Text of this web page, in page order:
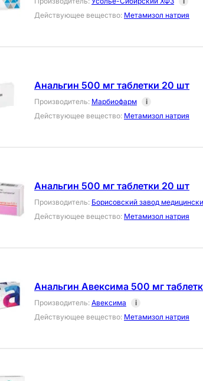
Действующее вещество: Метамизол натрия
Анальгин 500 мг таблетки 20 шт
Производитель: Марбиофарм
i
Действующее вещество: Метамизол натрия
Анальгин 500 мг таблетки 20 шт
Производитель: Борисовский завод
Действующее вещество: Метамизол натрия
Анальгин Авексима 500 мг
Производитель: Авексима
i
Действующее вещество: Метамизол натрия